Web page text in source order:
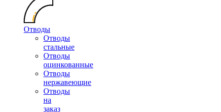
Отводы
Отводы
стальные
Отводы
оцинкованные
Отводы
нержавеющие
Отводы
на
заказ